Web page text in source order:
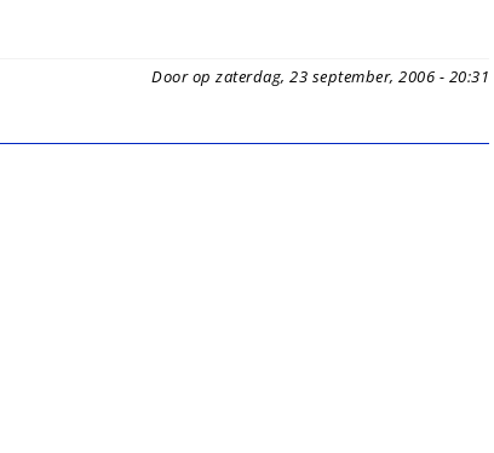
Door op zaterdag, 23 september, 2006 - 20:31